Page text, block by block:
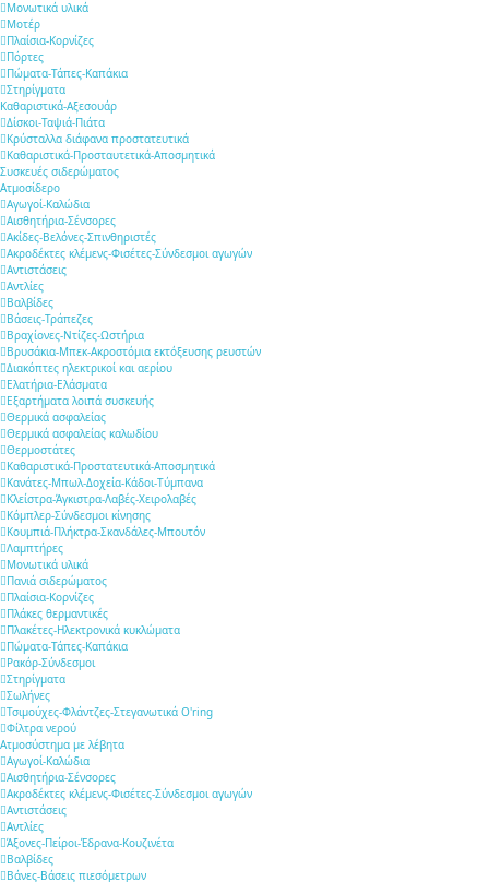
Μονωτικά υλικά
Μοτέρ
Πλαίσια-Κορνίζες
Πόρτες
Πώματα-Τάπες-Καπάκια
Στηρίγματα
Καθαριστικά-Αξεσουάρ
Δίσκοι-Ταψιά-Πιάτα
Κρύσταλλα διάφανα προστατευτικά
Καθαριστικά-Προσταυτετικά-Αποσμητικά
Συσκευές σιδερώματος
Ατμοσίδερο
Αγωγοί-Καλώδια
Αισθητήρια-Σένσορες
Ακίδες-Βελόνες-Σπινθηριστές
Ακροδέκτες κλέμενς-Φισέτες-Σύνδεσμοι αγωγών
Αντιστάσεις
Αντλίες
Βαλβίδες
Βάσεις-Τράπεζες
Βραχίονες-Ντίζες-Ωστήρια
Βρυσάκια-Μπεκ-Ακροστόμια εκτόξευσης ρευστών
Διακόπτες ηλεκτρικοί και αερίου
Ελατήρια-Ελάσματα
Εξαρτήματα λοιπά συσκευής
Θερμικά ασφαλείας
Θερμικά ασφαλείας καλωδίου
Θερμοστάτες
Καθαριστικά-Προστατευτικά-Αποσμητικά
Κανάτες-Μπωλ-Δοχεία-Κάδοι-Τύμπανα
Κλείστρα-Άγκιστρα-Λαβές-Χειρολαβές
Κόμπλερ-Σύνδεσμοι κίνησης
Κουμπιά-Πλήκτρα-Σκανδάλες-Μπουτόν
Λαμπτήρες
Μονωτικά υλικά
Πανιά σιδερώματος
Πλαίσια-Κορνίζες
Πλάκες θερμαντικές
Πλακέτες-Ηλεκτρονικά κυκλώματα
Πώματα-Τάπες-Καπάκια
Ρακόρ-Σύνδεσμοι
Στηρίγματα
Σωλήνες
Τσιμούχες-Φλάντζες-Στεγανωτικά O'ring
Φίλτρα νερού
Ατμοσύστημα με λέβητα
Αγωγοί-Καλώδια
Αισθητήρια-Σένσορες
Ακροδέκτες κλέμενς-Φισέτες-Σύνδεσμοι αγωγών
Αντιστάσεις
Αντλίες
Άξονες-Πείροι-Έδρανα-Κουζινέτα
Βαλβίδες
Βάνες-Βάσεις πιεσόμετρων